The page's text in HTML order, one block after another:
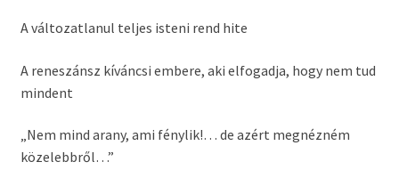
A változatlanul teljes isteni rend hite
A reneszánsz kíváncsi embere, aki elfogadja, hogy nem tud
mindent
„Nem mind arany, ami fénylik!… de azért megnézném
közelebbről…”